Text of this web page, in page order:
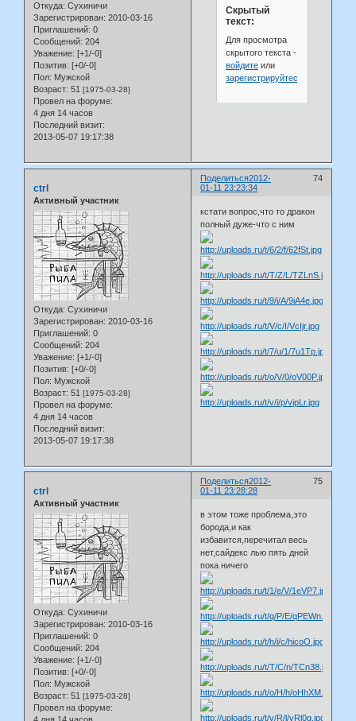
Откуда: Сухиничи
Зарегистрирован: 2010-03-16
Приглашений: 0
Сообщений: 204
Уважение: [+1/-0]
Позитив: [+0/-0]
Пол: Мужской
Возраст: 51 [1975-03-28]
Провел на форуме:
4 дня 14 часов
Последний визит:
2013-05-07 19:17:38
Скрытый
текст:
Для просмотра
скрытого текста -
войдитеили
зарегистрируйтесь
Поделиться 74
2012-
01-11 23:23:34
ctrl
Активный участник
Откуда: Сухиничи
Зарегистрирован: 2010-03-16
Приглашений: 0
Сообщений: 204
Уважение: [+1/-0]
Позитив: [+0/-0]
Пол: Мужской
Возраст: 51 [1975-03-28]
Провел на форуме:
4 дня 14 часов
Последний визит:
2013-05-07 19:17:38
кстати вопрос,что то дракон
полный дуже-что с ним
Поделиться 75
2012-
01-11 23:28:28
ctrl
Активный участник
Откуда: Сухиничи
Зарегистрирован: 2010-03-16
Приглашений: 0
Сообщений: 204
Уважение: [+1/-0]
Позитив: [+0/-0]
Пол: Мужской
Возраст: 51 [1975-03-28]
Провел на форуме:
в этом тоже проблема,это
борода,и как
избавится,перечитал весь
нет,сайдекс лью пять дней
пока ничего